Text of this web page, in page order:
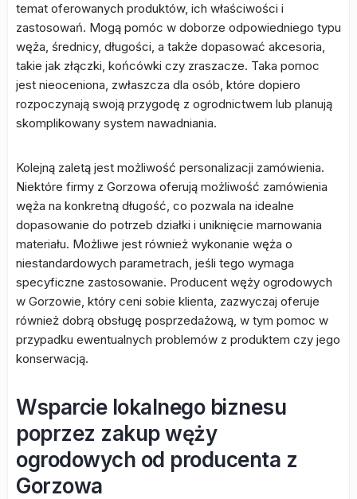
temat oferowanych produktów, ich właściwości i
zastosowań. Mogą pomóc w doborze odpowiedniego typu
węża, średnicy, długości, a także dopasować akcesoria,
takie jak złączki, końcówki czy zraszacze. Taka pomoc
jest nieoceniona, zwłaszcza dla osób, które dopiero
rozpoczynają swoją przygodę z ogrodnictwem lub planują
skomplikowany system nawadniania.
Kolejną zaletą jest możliwość personalizacji zamówienia.
Niektóre firmy z Gorzowa oferują możliwość zamówienia
węża na konkretną długość, co pozwala na idealne
dopasowanie do potrzeb działki i uniknięcie marnowania
materiału. Możliwe jest również wykonanie węża o
niestandardowych parametrach, jeśli tego wymaga
specyficzne zastosowanie. Producent węży ogrodowych
w Gorzowie, który ceni sobie klienta, zazwyczaj oferuje
również dobrą obsługę posprzedażową, w tym pomoc w
przypadku ewentualnych problemów z produktem czy jego
konserwacją.
Wsparcie lokalnego biznesu
poprzez zakup węży
ogrodowych od producenta z
Gorzowa